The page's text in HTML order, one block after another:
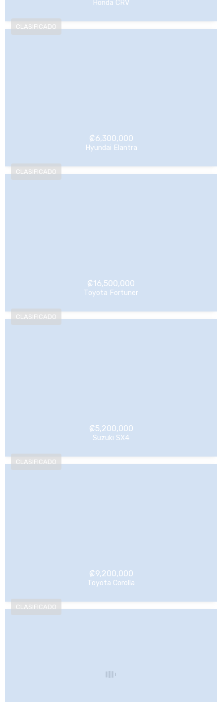
Honda CRV
₡6,300,000
Hyundai Elantra
₡16,500,000
Toyota Fortuner
₡5,200,000
Suzuki SX4
₡9,200,000
Toyota Corolla